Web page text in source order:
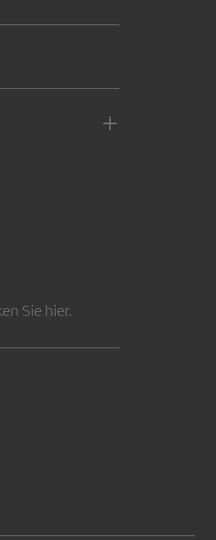
Sie hier.